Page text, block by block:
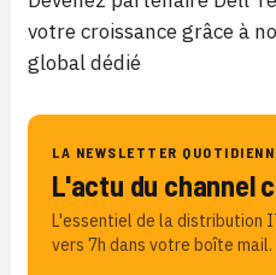
votre croissance grâce à
global dédié
LA NEWSLETTER
L'actu du channel
L'essentiel de la distribution
vers 7h dans votre boîte mail.